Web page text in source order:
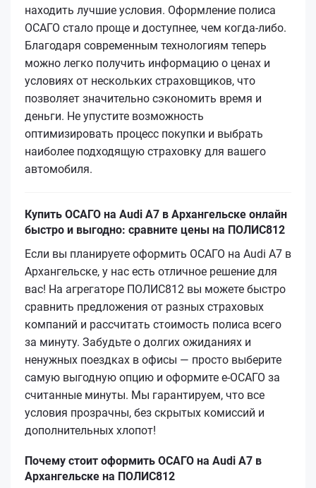
находить лучшие условия. Оформление полиса
ОСАГО стало проще и доступнее, чем когда-либо.
Благодаря современным технологиям теперь
можно легко получить информацию о ценах и
условиях от нескольких страховщиков, что
позволяет значительно сэкономить время и
деньги. Не упустите возможность
оптимизировать процесс покупки и выбрать
наиболее подходящую страховку для вашего
автомобиля.
Купить ОСАГО на Audi A7 в Архангельске онлайн
быстро и выгодно: сравните цены на ПОЛИС812
Если вы планируете оформить ОСАГО на Audi A7 в
Архангельске, у нас есть отличное решение для
вас! На агрегаторе ПОЛИС812 вы можете быстро
сравнить предложения от разных страховых
компаний и рассчитать стоимость полиса всего
за минуту. Забудьте о долгих ожиданиях и
ненужных поездках в офисы — просто выберите
самую выгодную опцию и оформите е‑ОСАГО за
считанные минуты. Мы гарантируем, что все
условия прозрачны, без скрытых комиссий и
дополнительных хлопот!
Почему стоит оформить ОСАГО на Audi A7 в
Архангельске на ПОЛИС812